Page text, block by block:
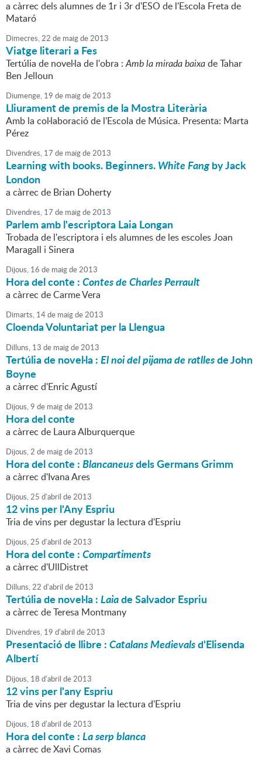
a càrrec dels alumnes de 1r i 3r d'ESO de l'Escola Freta de
Mataró
Dimecres,22 de maigde2013
Viatge literari a Fes
Tertúlia de novel·la de l'obra :Amb la mirada baixade Tahar
Ben Jelloun
Diumenge, 19 de maigde2013
Lliurament de premis de la Mostra Literària
Amb la col·laboració de l'Escola de Música. Presenta: Marta
Pérez
Divendres, 17 de maigde2013
Learning with books. Beginners.White Fangby Jack
London
a càrrec de Brian Doherty
Divendres, 17 de maigde2013
Parlem amb l'escriptora Laia Longan
Trobada de l'escriptora i els alumnes de les escoles Joan
Maragall i Sinera
Dijous, 16 de maigde2013
Hora del conte :Contes de Charles Perrault
a càrrec de Carme Vera
Dimarts, 14de maigde2013
Cloenda Voluntariat per la Llengua
Dilluns, 13 de maigde2013
Tertúlia de novel·la :El noi del pijama de ratllesde John
Boyne
a càrrec d'Enric Agustí
Dijous,9 de maigde2013
Hora del conte
a càrrec de Laura Alburquerque
Dijous,2 de maigde2013
Hora del conte :Blancaneusdels Germans Grimm
a càrrec d'Ivana Ares
Dijous,25 d'abril de2013
12 vins per l'Any Espriu
Tria de vins per degustar la lectura d'Espriu
Dijous,25 d'abril de2013
Hora del conte :Compartiments
a càrrec d'UllDistret
Dilluns,22 d'abril de2013
Tertúlia de novel·la :Laiade Salvador Espriu
a càrrec de Teresa Montmany
Divendres, 19 d'abril de2013
Presentació de llibre :Catalans Medievalsd'Elisenda
Albertí
Dijous, 18 d'abril de2013
12 vins per l'any Espriu
Tria de vins per degustar la lectura d'Espriu
Dijous, 18 d'abril de2013
Hora del conte :La serp blanca
a càrrec de Xavi Comas